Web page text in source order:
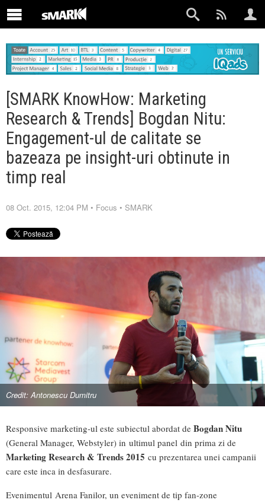
[SMARK KnowHow: Marketing
Research & Trends] Bogdan Nitu:
Engagement-ul de calitate se
bazeaza pe insight-uri obtinute in
timp real
08 Oct. 2015, 12:04 PM • Focus • SMARK
Credit: Antonescu Dumitru
Responsive marketing-ul este subiectul abordat de Bogdan Nitu
(General Manager, Webstyler) in ultimul panel din prima zi de
Marketing Research & Trends 2015 cu prezentarea unei campanii
care este inca in desfasurare.
Evenimentul Arena Fanilor, un eveniment de tip fan-zone